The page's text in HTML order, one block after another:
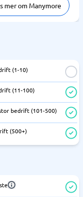
mer om Manymore
(1-10)
(11-100)
bedrift (101-500)
(500+)